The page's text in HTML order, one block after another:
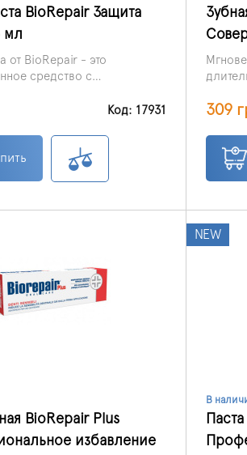
BioRepair Защита
мл
от BioRepair - это
средство с
людей с болезненными
Код: 17931 309
BioRepair Plus
избавление
NEW
В